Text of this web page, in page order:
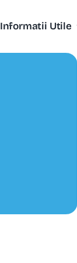
Informatii Utile